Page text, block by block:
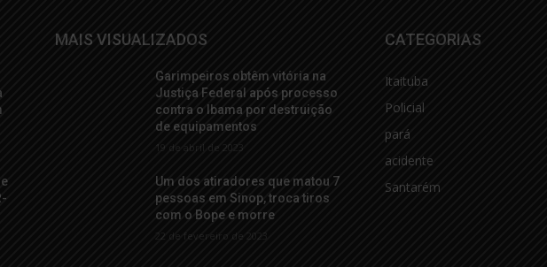
MAIS VISUALIZADOS
Garimpeiros obtêm vitória na
Justiça Federal após processo
contra o Ibama por destruição
de equipamentos
19 de abril de 2023
Um dos atiradores que matou 7
pessoas em Sinop, troca tiros
com o Bope e morre
22 de fevereiro de 2023
CATEGORIAS
Itaituba
Policial
pará
acidente
Santarém